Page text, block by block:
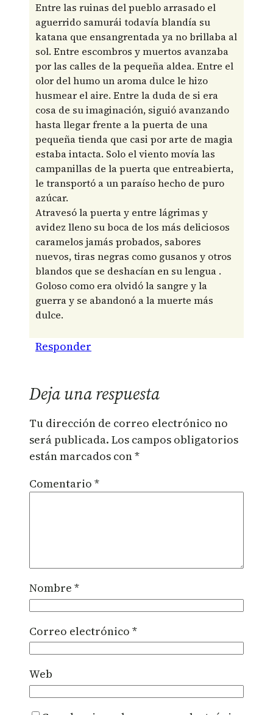
Entre las ruinas del pueblo arrasado el
aguerrido samurái todavía blandía su
katana que ensangrentada ya no brillaba al
sol. Entre escombros y muertos avanzaba
por las calles de la pequeña aldea. Entre el
olor del humo un aroma dulce le hizo
husmear el aire. Entre la duda de si era
cosa de su imaginación, siguió avanzando
hasta llegar frente a la puerta de una
pequeña tienda que casi por arte de magia
estaba intacta. Solo el viento movía las
campanillas de la puerta que entreabierta,
le transportó a un paraíso hecho de puro
azúcar.
Atravesó la puerta y entre lágrimas y
avidez lleno su boca de los más deliciosos
caramelos jamás probados, sabores
nuevos, tiras negras como gusanos y otros
blandos que se deshacían en su lengua .
Goloso como era olvidó la sangre y la
guerra y se abandonó a la muerte más
dulce.
Responder
Deja una respuesta
Tu dirección de correo electrónico no
será publicada. Los campos obligatorios
están marcados con*
Comentario *
Nombre *
Correo electrónico *
Web